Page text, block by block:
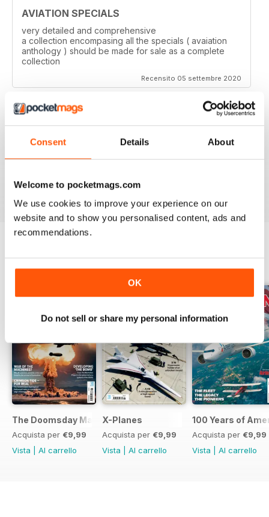
Consent Details About
Welcome to pocketmags.com
We use cookies to improve your experience on our
website and to show you personalised content, ads and
recommendations.
OK
Do not sell or share my personal information
AVIATION SPECIALS
very detailed and comprehensive
a collection encompasing all the specials ( avaiation
anthology ) should be made for sale as a complete
collection
Recensito 05 settembre 2020
AVIATION SPECIALS
Very interesting and with a lot of good information
The Doomsday Machines
Acquista per €9,99
Vista
Al carrello
X-Planes
Acquista per €9,99
Vista
Al carrello
100 Years of
Acquista per €9,99
Vista
Al carrello